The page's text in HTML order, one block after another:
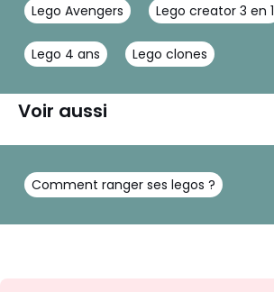
Lego Avengers Lego creator 3 en 1
Lego 4 ans Lego clones
Voir aussi
Comment ranger ses legos ?